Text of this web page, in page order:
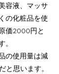
容液、マッサ
の化粧品を使
価2000円と
の使用量は減
と思います。